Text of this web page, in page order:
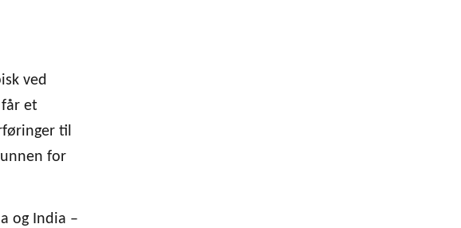
ved
et
til
for
og India –